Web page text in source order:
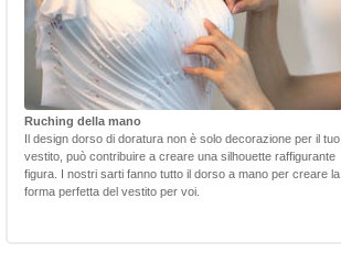
Ruching della mano
Il design dorso di doratura non è solo decorazione per il tuo
vestito, può contribuire a creare una silhouette raffigurante
figura. I nostri sarti fanno tutto il dorso a mano per creare la
forma perfetta del vestito per voi.